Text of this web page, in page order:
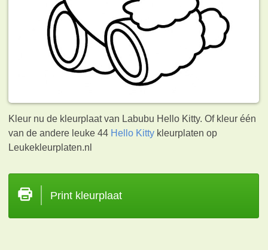
Kleur nu de kleurplaat van Labubu Hello Kitty. Of kleur één
van de andere leuke 44 Hello Kitty kleurplaten op
Leukekleurplaten.nl
Print kleurplaat